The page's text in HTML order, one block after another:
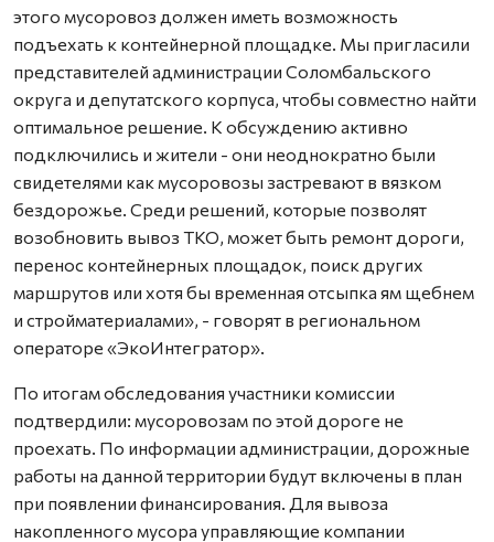
этого мусоровоз должен иметь возможность
подъехать к контейнерной площадке. Мы пригласили
представителей администрации Соломбальского
округа и депутатского корпуса, чтобы совместно найти
оптимальное решение. К обсуждению активно
подключились и жители - они неоднократно были
свидетелями как мусоровозы застревают в вязком
бездорожье. Среди решений, которые позволят
возобновить вывоз ТКО, может быть ремонт дороги,
перенос контейнерных площадок, поиск других
маршрутов или хотя бы временная отсыпка ям щебнем
и стройматериалами», - говорят в региональном
операторе «ЭкоИнтегратор».
По итогам обследования участники комиссии
подтвердили: мусоровозам по этой дороге не
проехать. По информации администрации, дорожные
работы на данной территории будут включены в план
при появлении финансирования. Для вывоза
накопленного мусора управляющие компании